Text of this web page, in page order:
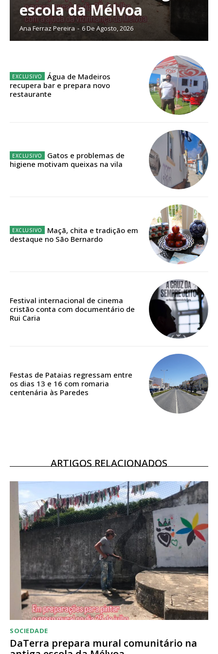
32
Edição em papel entregue à Quinta-feira em sua
casa
Acesso ao conteúdo online
Acesso aos conteúdos Exclusivos para
Escolha o plano
DIGITAL ANUAL
16€
Acesso ao conteúdo online
Acesso aos conteúdos Exclusivos para
escola da Mélvoa
Ana Ferraz Pereira - 6 De Agosto, 2026
Água de Madeiros
recupera bar e prepara novo
restaurante
Gatos e problemas de
higiene motivam queixas na vila
Maçã, chita e tradição em
destaque no São Bernardo
Festival internacional de cinema
cristão conta com documentário de
Rui Caria
Festas de Pataias regressam entre
os dias 13 e 16 com romaria
centenária às Paredes
ARTIGOS RELACIONADOS
SOCIEDADE
DaTerra prepara mural comunitário na